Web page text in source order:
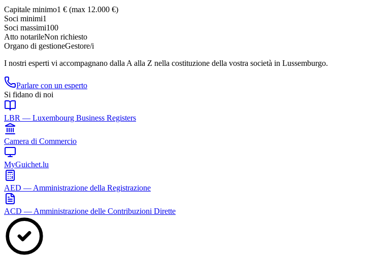
Capitale minimo1 € (max 12.000 €)
Soci minimi1
Soci massimi100
Atto notarileNon richiesto
Organo di gestioneGestore/i
I nostri esperti vi accompagnano dalla A alla Z nella costituzione della vostra società in Lussemburgo.
Parlare con un esperto
Si fidano di noi
LBR — Luxembourg Business Registers
Camera di Commercio
MyGuichet.lu
AED — Amministrazione della Registrazione
ACD — Amministrazione delle Contribuzioni Dirette